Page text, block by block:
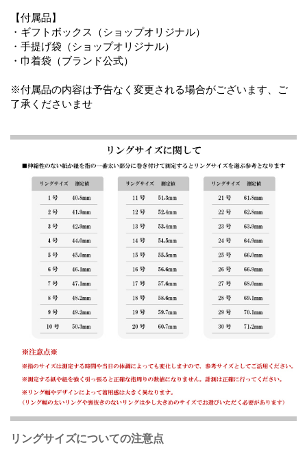
【付属品】
・ギフトボックス（ショップオリジナル）
・手提げ袋（ショップオリジナル）
・巾着袋（ブランド公式）
※付属品の内容は予告なく変更される場合がございます、ご
了承くださいませ
リングサイズについての注意点